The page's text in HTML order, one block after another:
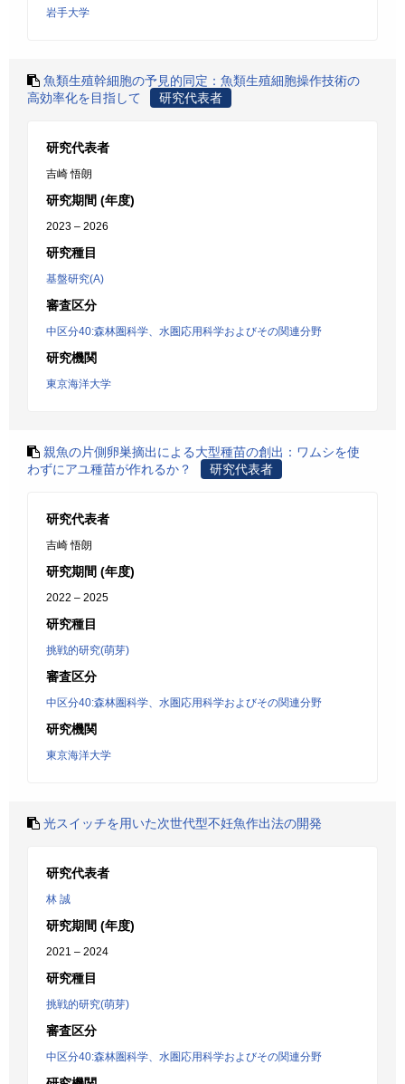
岩手大学
魚類生殖幹細胞の予見的同定：魚類生殖細胞操作技術の
高効率化を目指して
研究代表者
研究代表者
吉崎 悟朗
研究期間 (年度)
2023 – 2026
研究種目
基盤研究(A)
審査区分
中区分40:森林圏科学、水圏応用科学およびその関連分野
研究機関
東京海洋大学
親魚の片側卵巣摘出による大型種苗の創出：ワムシを使
わずにアユ種苗が作れるか？
研究代表者
研究代表者
吉崎 悟朗
研究期間 (年度)
2022 – 2025
研究種目
挑戦的研究(萌芽)
審査区分
中区分40:森林圏科学、水圏応用科学およびその関連分野
研究機関
東京海洋大学
光スイッチを用いた次世代型不妊魚作出法の開発
研究代表者
林 誠
研究期間 (年度)
2021 – 2024
研究種目
挑戦的研究(萌芽)
審査区分
中区分40:森林圏科学、水圏応用科学およびその関連分野